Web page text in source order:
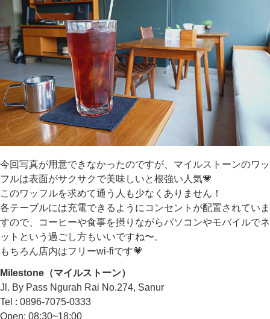
今回写真が用意できなかったのですが、マイルストーンのワッ
フルは表面がサクサクで美味しいと根強い人気💗
このワッフルを求めて通う人も少なくありません！
各テーブルには充電できるようにコンセントが配置されていま
すので、コーヒーや食事を摂りながらパソコンやモバイルでネ
ットという過ごし方もいいですね〜。
もちろん店内はフリーwi-fiです💗
Milestone（マイルストーン）
Jl. By Pass Ngurah Rai No.274, Sanur
Tel : 0896-7075-0333
Open: 08:30~18:00